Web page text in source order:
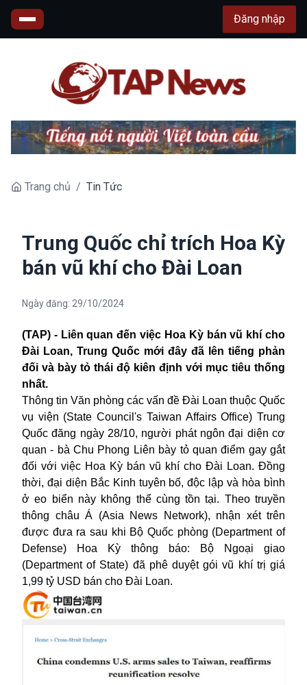
Đăng nhập
Trang chủ / Tin Tức
Trung Quốc chỉ trích Hoa Kỳ
bán vũ khí cho Đài Loan
Ngày đăng: 29/10/2024
(TAP) - Liên quan đến việc Hoa Kỳ bán vũ khícho
Đài Loan, Trung Quốc mới đây đã lên tiếng phản
đối và bày tỏ thái độ kiên định với mục tiêu thống
nhất.
Thông tin Văn phòng các vấn đề Đài Loan thuộc Quốc
vụ viện (State Council's Taiwan Affairs Office) Trung
Quốc đăng ngày 28/10, người phát ngôn đại diện cơ
quan - bà Chu Phong Liên bày tỏ quan điểm gay gắt
đối với việc Hoa Kỳ bán vũ khí cho Đài Loan. Đồng
thời, đại diện Bắc Kinh tuyên bố, độc lập và hòa bình
ở eo biển này không thể cùng tồn tại. Theo truyền
thông châu Á (Asia News Network), nhận xét trên
được đưa ra sau khi Bộ Quốc phòng (Department of
Defense) Hoa Kỳ thông báo: Bộ Ngoại giao
(Department of State) đã phê duyệt gói vũ khí trị giá
1,99 tỷ USD bán cho Đài Loan.